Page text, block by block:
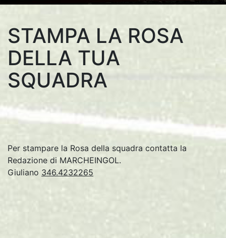
STAMPA LA ROSA
DELLA TUA
SQUADRA
Per stampare la Rosa della squadra contatta la
Redazione di MARCHEINGOL.
Giuliano 346.4232265